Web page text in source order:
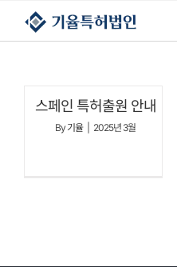
콘텐츠로
건너뛰기
스페인 특허출원 안내
By기율 2025년 3월